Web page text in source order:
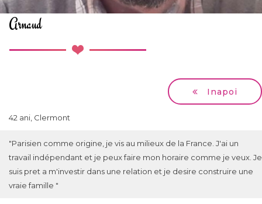
Arnaud
Inapoi
42 ani, Clermont
"Parisien comme origine, je vis au milieux de la France. J'ai un
travail indépendant et je peux faire mon horaire comme je veux. Je
suis pret a m'investir dans une relation et je desire construire une
vraie famille "